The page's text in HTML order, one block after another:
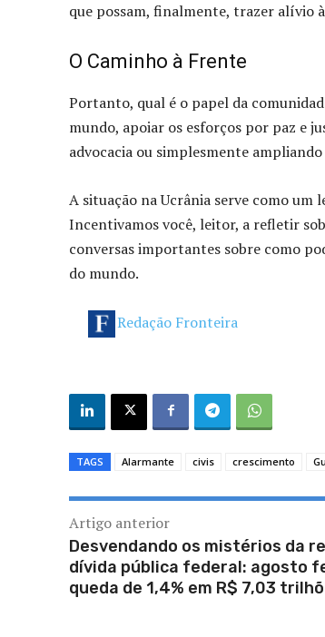
que possam, finalmente, trazer alívio
O Caminho à Frente
Portanto, qual é o papel da
mundo, apoiar os esforços por paz e
advocacia ou simplesmente ampliando
A situação na Ucrânia serve como
Incentivamos você, leitor, a refletir
conversas importantes sobre como
do mundo.
Redação Fronteira
TAGS Alarmante civis crescimento
Artigo anterior
Desvendando os mistérios da
dívida pública federal: agosto
queda de 1,4% em R$ 7,03